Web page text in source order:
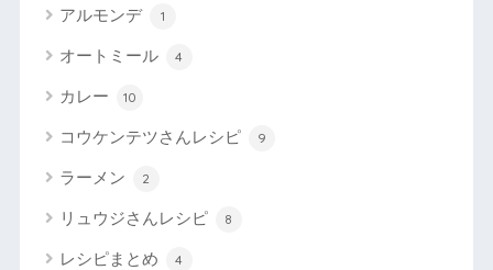
アルモンデ 1
オートミール 4
カレー 10
コウケンテツさんレシピ 9
ラーメン 2
リュウジさんレシピ 8
レシピまとめ 4